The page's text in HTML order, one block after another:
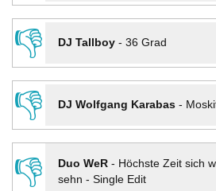
👎
DJ Tallboy- 36 Grad
👎
DJ Wolfgang Karabas-
👎
Duo WeR- Höchste Zeit sich
sehn - Single Edit